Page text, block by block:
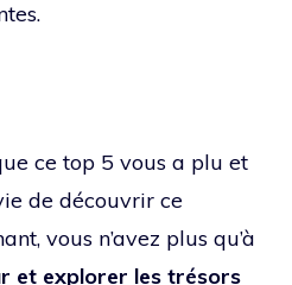
ce top 5 vous a plu et
de découvrir ce
vous n’avez plus qu’à
et explorer les trésors